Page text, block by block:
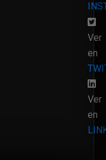
Ver
en
Ver
en